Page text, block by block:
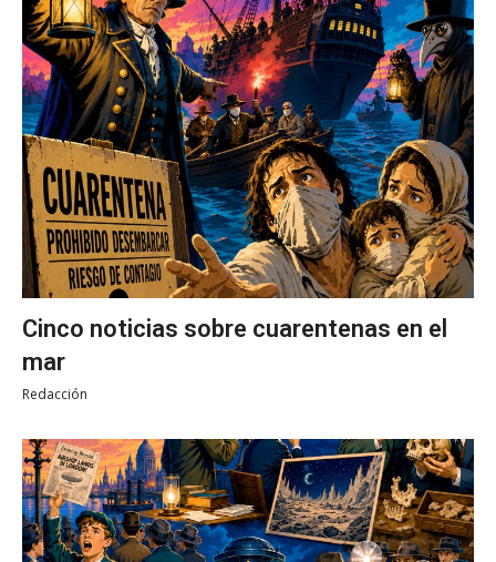
Cinco noticias sobre cuarentenas en el
mar
Redacción